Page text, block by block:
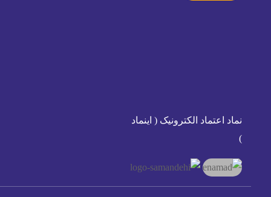
نماد اعتماد الکترونیک ( اینماد